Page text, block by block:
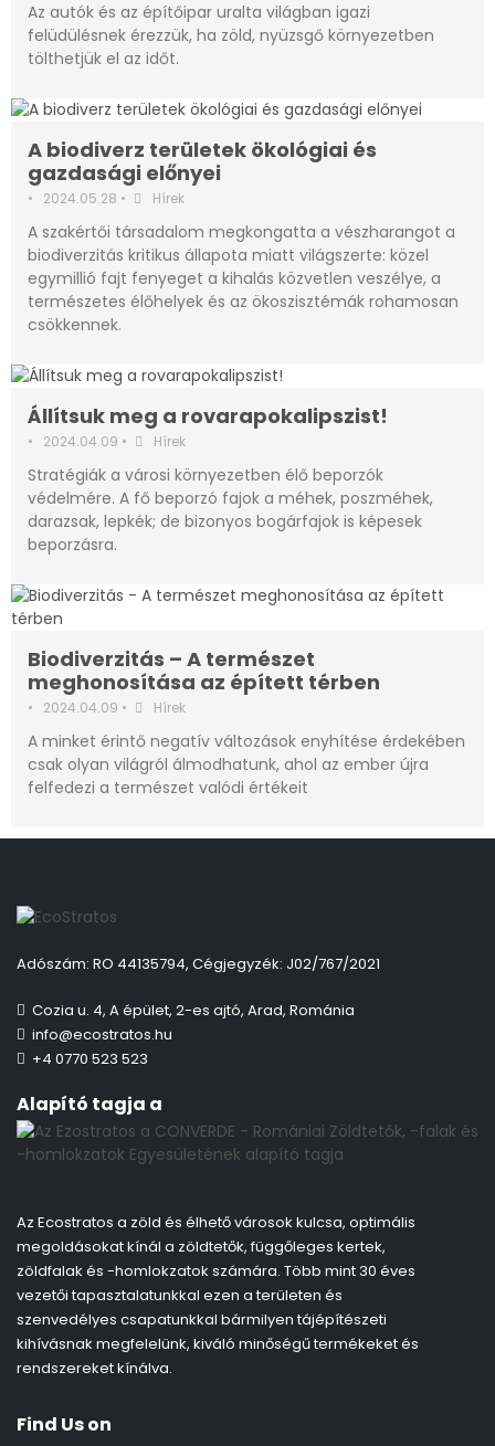
Az autók és az építőipar uralta világban igazi
felüdülésnek érezzük, ha zöld, nyüzsgő környezetben
tölthetjük el az időt.
A biodiverz területek ökológiai és
gazdasági előnyei
• 2024.05.28 • Hírek
A szakértői társadalom megkongatta a vészharangot a
biodiverzitás kritikus állapota miatt világszerte: közel
egymillió fajt fenyeget a kihalás közvetlen veszélye, a
természetes élőhelyek és az ökoszisztémák rohamosan
csökkennek.
Állítsuk meg a rovarapokalipszist!
• 2024.04.09 • Hírek
Stratégiák a városi környezetben élő beporzók
védelmére. A fő beporzó fajok a méhek, poszméhek,
darazsak, lepkék; de bizonyos bogárfajok is képesek
beporzásra.
Biodiverzitás – A természet
meghonosítása az épített térben
• 2024.04.09 • Hírek
A minket érintő negatív változások enyhítése érdekében
csak olyan világról álmodhatunk, ahol az ember újra
felfedezi a természet valódi értékeit
Adószám: RO 44135794, Cégjegyzék: J02/767/2021
Cozia u. 4, A épület, 2-es ajtó, Arad, Románia
info@ecostratos.hu
+4 0770 523 523
Alapító tagja a
Az Ecostratos a zöld és élhető városok kulcsa, optimális
megoldásokat kínál a zöldtetők, függőleges kertek,
zöldfalak és -homlokzatok számára. Több mint 30 éves
vezetői tapasztalatunkkal ezen a területen és
szenvedélyes csapatunkkal bármilyen tájépítészeti
kihívásnak megfelelünk, kiváló minőségű termékeket és
rendszereket kínálva.
Find Us on